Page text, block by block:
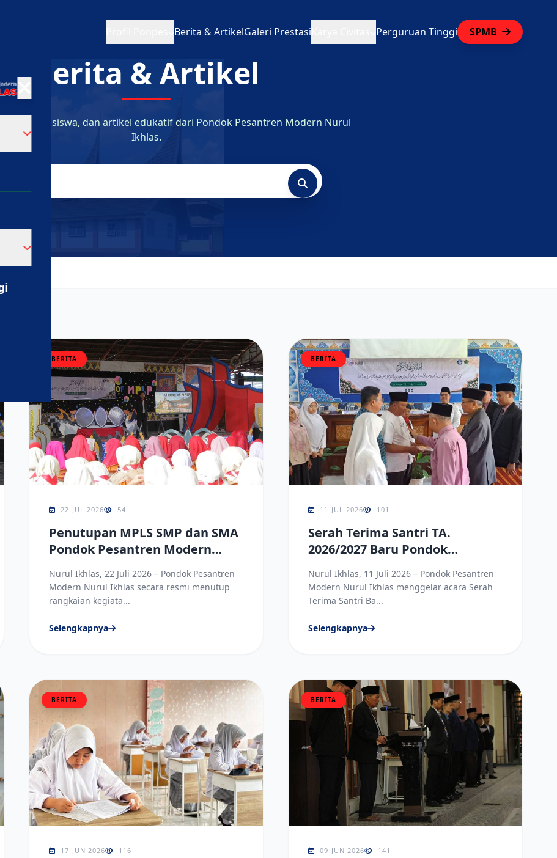
Berita & ArtikelGaleri Prestasi Perguruan Tinggi SPMB
Berita & Artikel
prestasi siswa, dan artikel edukatif dari Pondok Pesantren Modern Nurul
Ikhlas.
BERITA
22 JUL 2026 54
Penutupan MPLS SMP dan SMA
Pondok Pesantren Modern
Meriah
Nurul Ikhlas, 22 Juli 2026 – Pondok Pesantren
Modern Nurul Ikhlas secara resmi menutup
rangkaian kegiata...
Selengkapnya
BERITA
11 JUL 2026 101
Serah Terima Santri TA.
2026/2027 Baru Pondok
Berlangsung Khidmat
Nurul Ikhlas, 11 Juli 2026 – Pondok Pesantren
Modern Nurul Ikhlas menggelar acara Serah
Terima Santri Ba...
Selengkapnya
BERITA
17 JUN 2026 116
BERITA
09 JUN 2026 141